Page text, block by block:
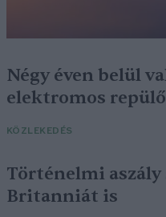
Négy éven belül
elektromos
KÖZLEKEDÉS
Történelmi
Britanniát is